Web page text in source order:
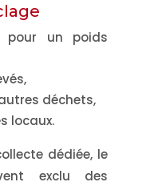
pour un poids
déchets,
locaux.
dédiée, le
exclu des